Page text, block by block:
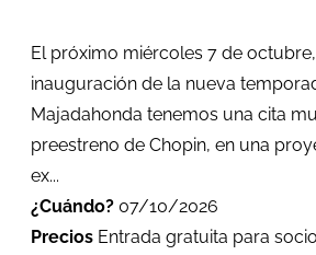
El próximo miércoles 7 de
inauguración de la nueva
Majadahonda tenemos una cita
preestreno de Chopin, en una
ex...
¿Cuándo? 07/10/2026
Precios Entrada gratuita para